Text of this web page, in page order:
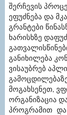
შერჩევის
ეფუძნება და
გრანტები
ხარისხზე
განიხილება
ვისაუბრებ
მოგახსენეთ,
ორგანიზაცია
პროგრამით და